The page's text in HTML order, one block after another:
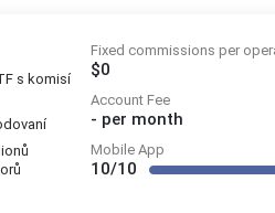
s komisí
Fixed commissions per
$0
Account Fee
- per month
Mobile App
10/10